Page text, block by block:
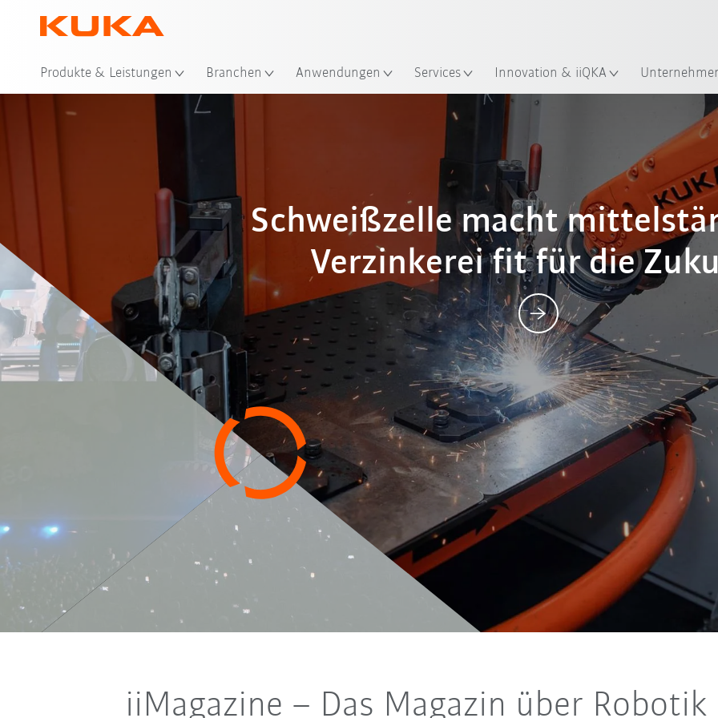
Produkte & Leistungen Branchen Anwendungen Services Innovation & iiQKA
Posts
Schweißzelle macht
Verzinkerei fit für die
iiMagazine – Das Magazin über